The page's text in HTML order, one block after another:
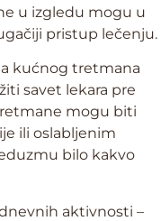
u izgledu mogu u
pristup lečenju.
kućnog tretmana
savet lekara pre
mogu biti
ili oslabljenim
bilo kakvo
aktivnosti –